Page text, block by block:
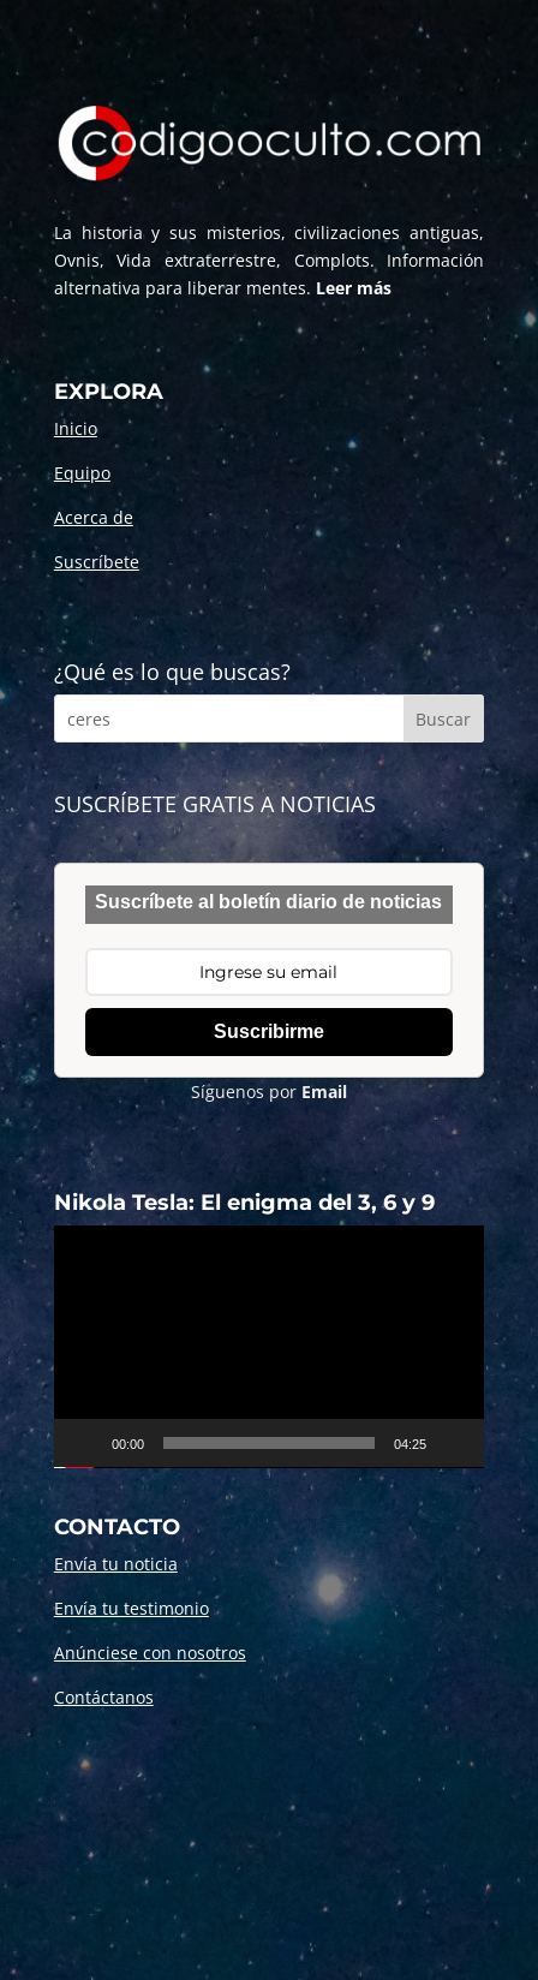
La historia y sus misterios, civilizaciones antiguas,
Ovnis, Vida extraterrestre, Complots. Información
alternativa para liberar mentes. Leer más
EXPLORA
Inicio
Equipo
Acerca de
Suscríbete
¿Qué es lo que buscas?
SUSCRÍBETE GRATIS A NOTICIAS
Suscríbete al boletín diario de noticias
Suscribirme
Síguenos por Email
Nikola Tesla: El enigma del 3, 6 y 9
00:00 04:25
CONTACTO
Envía tu noticia
Envía tu testimonio
Anúnciese con nosotros
Contáctanos